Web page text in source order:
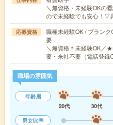
＼無資格・未経験OKの
ので未経験でも安心！
応募資格
職種未経験OK / ブラン
要
＼無資格＊未経験OK／
要・来社不要（電話登
職場の雰囲気
年齢層
20代
30代
男女比率